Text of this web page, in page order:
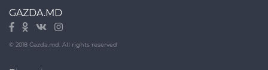
GAZDA.MD
© 2018 Gazda.md. All rights reserved